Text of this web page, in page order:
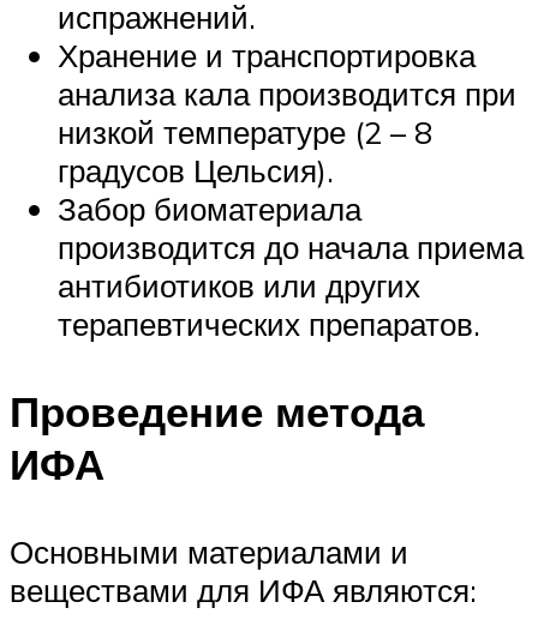
испражнений.
Хранение и транспортировка
анализа кала производится при
низкой температуре (2 – 8
градусов Цельсия).
Забор биоматериала
производится до начала приема
антибиотиков или других
терапевтических препаратов.
Проведение метода
ИФА
Основными материалами и
веществами для ИФА являются: